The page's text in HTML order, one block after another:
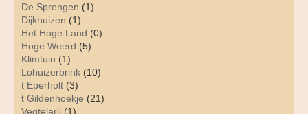
De Sprengen (1)
Dijkhuizen (1)
Het Hoge Land (0)
Hoge Weerd (5)
Klimtuin (1)
Lohuizerbrink (10)
t Eperholt (3)
t Gildenhoekje (21)
Vegtelarij (1)